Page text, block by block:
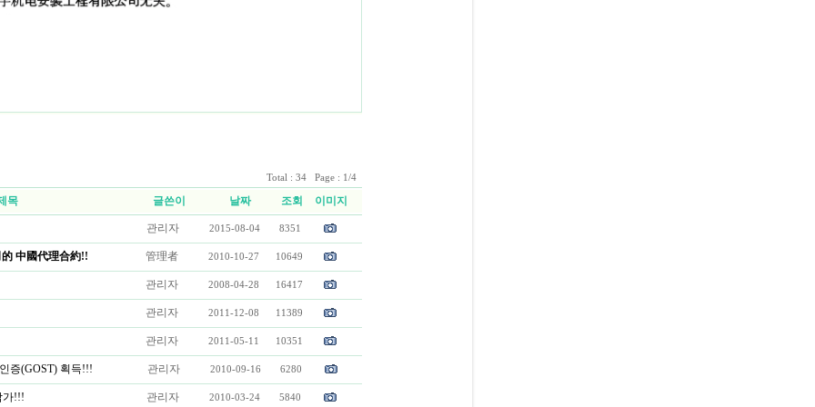
Total : 34 Page : 1/4
목 글쓴이 날짜 조회 이미지
관리자 2015-08-04 8351
中國代理合約!! 管理者 2010-10-27 10649
관리자 2008-04-28 16417
관리자 2011-12-08 11389
관리자 2011-05-11 10351
증(GOST) 획득!!! 관리자 2010-09-16 6280
가!!! 관리자 2010-03-24 5840